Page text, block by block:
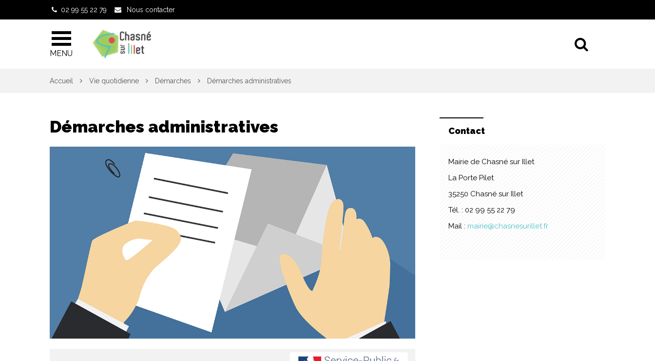
02 99 55 22 79 Nous contacter
MENU
Accueil Vie quotidienne Démarches Démarches administratives
Démarches administratives Contact
Mairie de Chasné sur Illet
La Porte Pilet
35250 Chasné sur Illet
Tél. : 02 99 55 22 79
Mail : mairie@chasnesurillet.fr